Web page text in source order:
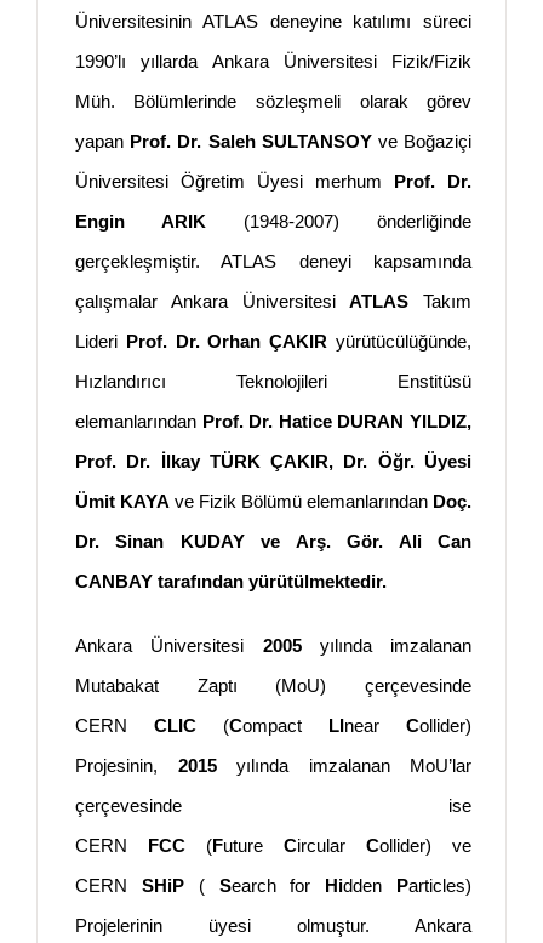
Üniversitesinin ATLAS deneyine katılımı süreci
1990’lı yıllarda Ankara Üniversitesi Fizik/Fizik
Müh. Bölümlerinde sözleşmeli olarak görev
yapan Prof. Dr. Saleh SULTANSOYve Boğaziçi
Üniversitesi Öğretim Üyesi merhum Prof. Dr.
Engin ARIK (1948-2007) önderliğinde
gerçekleşmiştir. ATLAS deneyi kapsamında
çalışmalar Ankara ÜniversitesiATLAS Takım
Lideri Prof. Dr. Orhan ÇAKIR yürütücülüğünde,
Hızlandırıcı Teknolojileri Enstitüsü
elemanlarından Prof. Dr. Hatice DURAN YILDIZ,
Prof. Dr. İlkay TÜRK ÇAKIR, Dr. Öğr. Üyesi
Ümit KAYA ve Fizik Bölümü elemanlarından Doç.
Dr. Sinan KUDAY ve Arş. Gör. Ali Can
CANBAY tarafından yürütülmektedir.
Ankara Üniversitesi 2005yılında imzalanan
Mutabakat Zaptı (MoU) çerçevesinde
CERN CLIC (Compact LInearCollider)
Projesinin, 2015yılında imzalanan MoU’lar
çerçevesinde ise
CERN FCC (FutureCircularCollider) ve
CERN SHiP( Search for Hidden Particles)
Projelerinin üyesi olmuştur. Ankara